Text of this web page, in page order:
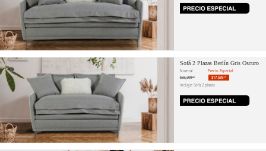
Sofá 2 Plazas Berlín Gris Oscuro
Normal
$33,206.04
Precio Especial
$17,599.20
Incluye: Sofá 2 plazas